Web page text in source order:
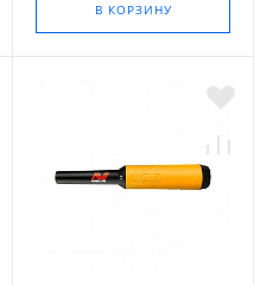
В КОРЗИНУ